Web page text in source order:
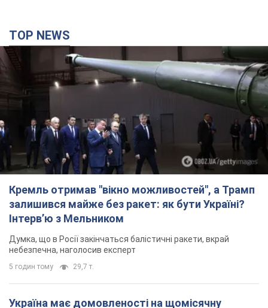
TOP NEWS
Кремль отримав "вікно можливостей", а Трамп
залишився майже без ракет: як бути Україні?
Інтерв’ю з Мельником
Думка, що в Росії закінчаться балістичні ракети, вкрай
небезпечна, наголосив експерт
5 годин тому 29,7 т.
Україна має домовленості на щомісячну